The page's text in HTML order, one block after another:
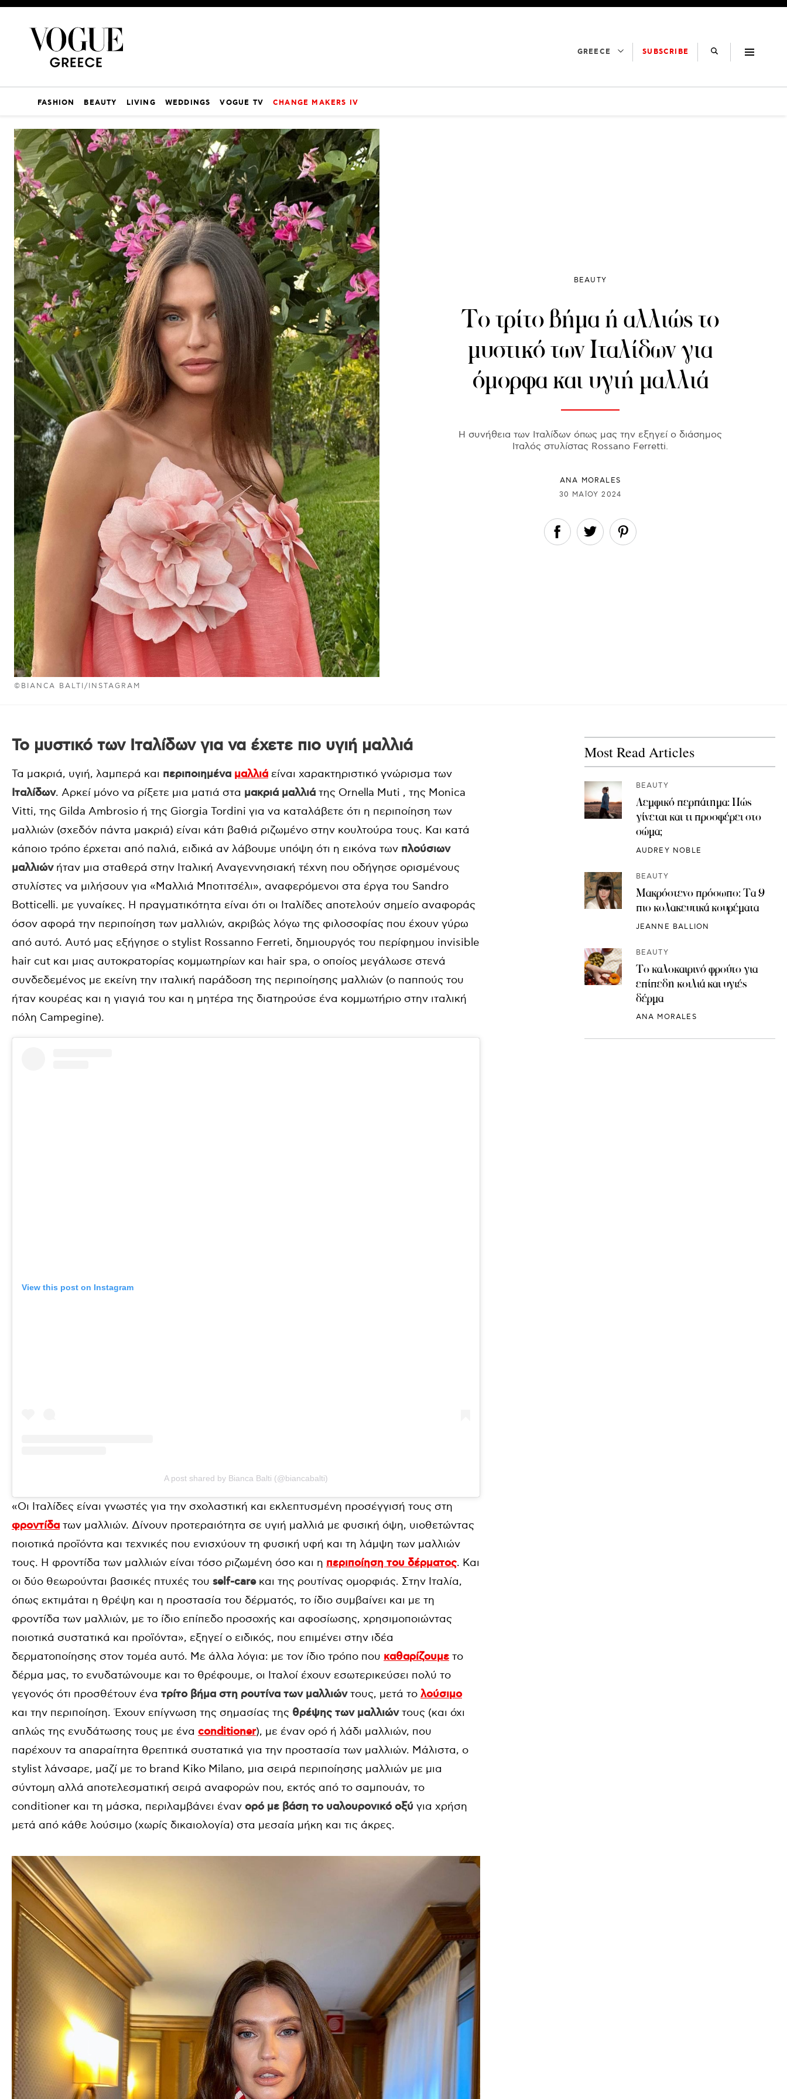
GREECE SUBSCRIBE
FASHION BEAUTY LIVING WEDDINGS VOGUE TV CHANGE MAKERS IV
©BIANCA BALTI/INSTAGRAM
BEAUTY
Το τρίτο βήμα ή αλλιώς το
μυστικό των Ιταλίδων για
όμορφα και υγιή μαλλιά
Η συνήθεια των Ιταλίδων όπως μας την εξηγεί ο διάσημος
Ιταλός στυλίστας Rossano Ferretti.
ANA MORALES
30 ΜΑΪ́ΟΥ 2024
Το μυστικό των Ιταλίδων για να έχετε πιο υγιή μαλλιά
Τα μακριά, υγιή, λαμπερά και περιποιημένα μαλλιά είναι χαρακτηριστικό γνώρισμα των
Ιταλίδων. Αρκεί μόνο να ρίξετε μια ματιά στα μακριά μαλλιά της Ornella Muti , της Monica
Vitti, της Gilda Ambrosio ή της Giorgia Tordini για να καταλάβετε ότι η περιποίηση των
μαλλιών (σχεδόν πάντα μακριά) είναι κάτι βαθιά ριζωμένο στην κουλτούρα τους. Και κατά
κάποιο τρόπο έρχεται από παλιά, ειδικά αν λάβουμε υπόψη ότι η εικόνα των πλούσιων
μαλλιώνήταν μια σταθερά στην Ιταλική Αναγεννησιακή τέχνη που οδήγησε ορισμένους
στυλίστες να μιλήσουν για «Μαλλιά Μποτιτσέλι», αναφερόμενοι στα έργα του Sandro
Botticelli. με γυναίκες. Η πραγματικότητα είναι ότι οι Ιταλίδες αποτελούν σημείο αναφοράς
όσον αφορά την περιποίηση των μαλλιών, ακριβώς λόγω της φιλοσοφίας που έχουν γύρω
από αυτό. Αυτό μας εξήγησε ο stylist Rossanno Ferreti, δημιουργός του περίφημου invisible
hair cut και μιας αυτοκρατορίας κομμωτηρίων και hair spa, ο οποίος μεγάλωσε στενά
συνδεδεμένος με εκείνη την ιταλική παράδοση της περιποίησης μαλλιών (ο παππούς του
ήταν κουρέας και η γιαγιά του και η μητέρα της διατηρούσε ένα κομμωτήριο στην ιταλική
πόλη Campegine).
View this post on Instagram
A post shared by Bianca Balti (@biancabalti)
«Οι Ιταλίδες είναι γνωστές για την σχολαστική και εκλεπτυσμένη προσέγγισή τους στη
φροντίδα των μαλλιών. Δίνουν προτεραιότητα σε υγιή μαλλιά με φυσική όψη, υιοθετώντας
ποιοτικά προϊόντα και τεχνικές που ενισχύουν τη φυσική υφή και τη λάμψη των μαλλιών
τους. Η φροντίδα των μαλλιών είναι τόσο ριζωμένη όσο και η περιποίηση του δέρματος. Και
οι δύο θεωρούνται βασικές πτυχές του self-careκαι της ρουτίνας ομορφιάς. Στην Ιταλία,
όπως εκτιμάται η θρέψη και η προστασία του δέρματός, το ίδιο συμβαίνει και με τη
φροντίδα των μαλλιών, με το ίδιο επίπεδο προσοχής και αφοσίωσης, χρησιμοποιώντας
ποιοτικά συστατικά και προϊόντα», εξηγεί o ειδικός, που επιμένει στην ιδέα
δερματοποίησης στον τομέα αυτό. Με άλλα λόγια: με τον ίδιο τρόπο που καθαρίζουμε το
δέρμα μας, το ενυδατώνουμε και το θρέφουμε, οι Ιταλοί έχουν εσωτερικεύσει πολύ το
γεγονός ότι προσθέτουν ένα τρίτο βήμα στη ρουτίνα των μαλλιώντους, μετά το λούσιμο
και την περιποίηση. Έχουν επίγνωση της σημασίας της θρέψης των μαλλιώντους (και όχι
απλώς της ενυδάτωσης τους με ένα conditioner), με έναν ορό ή λάδι μαλλιών, που
παρέχουν τα απαραίτητα θρεπτικά συστατικά για την προστασία των μαλλιών. Μάλιστα, o
stylist λάνσαρε, μαζί με το brand Kiko Milano, μια σειρά περιποίησης μαλλιών με μια
σύντομη αλλά αποτελεσματική σειρά αναφορών που, εκτός από το σαμπουάν, το
conditioner και τη μάσκα, περιλαμβάνει έναν ορό με βάση το υαλουρονικό οξύ για χρήση
μετά από κάθε λούσιμο (χωρίς δικαιολογία) στα μεσαία μήκη και τις άκρες.
Most Read Articles
BEAUTY
Λεμφικό περπάτημα: Πώς
γίνεται και τι προσφέρει στο
σώμα;
AUDREY NOBLE
BEAUTY
Μακρόστενο πρόσωπο: Τα 9
πιο κολακευτικά κουρέματα
JEANNE BALLION
BEAUTY
Το καλοκαιρινό φρούτο για
επίπεδη κοιλιά και υγιές
δέρμα
ANA MORALES